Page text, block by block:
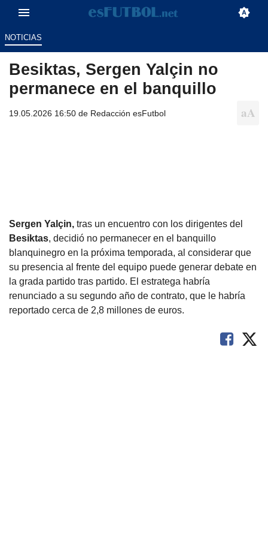
NOTICIAS
Besiktas, Sergen Yalçin no
permanece en el banquillo
19.05.2026 16:50 de Redacción esFutbol
Sergen Yalçin, tras un encuentro con los dirigentes del
Besiktas, decidió no permanecer en el banquillo
blanquinegro en la próxima temporada, al considerar que
su presencia al frente del equipo puede generar debate en
la grada partido tras partido. El estratega habría
renunciado a su segundo año de contrato, que le habría
reportado cerca de 2,8 millones de euros.